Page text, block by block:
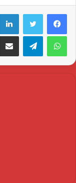
واتساب تيلقرام